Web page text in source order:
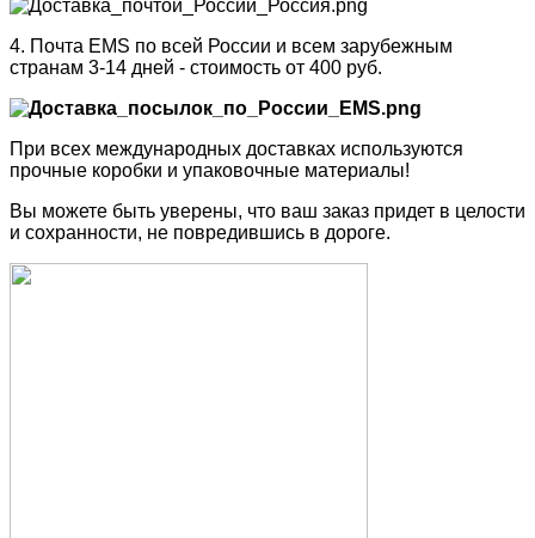
4. Почта EMS по всей России и всем зарубежным
странам 3-14 дней - стоимость от 400 руб.
При всех международных доставках используются
прочные коробки и упаковочные материалы!
Вы можете быть уверены, что ваш заказ придет в целости
и сохранности, не повредившись в дороге.